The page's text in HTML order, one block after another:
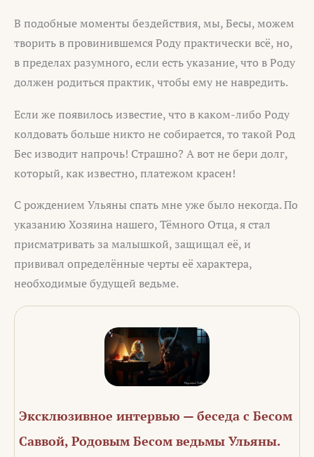
В подобные моменты бездействия, мы, Бесы, можем
творить в провинившемся Роду практически всё, но,
в пределах разумного, если есть указание, что в Роду
должен родиться практик, чтобы ему не навредить.
Если же появилось известие, что в каком-либо Роду
колдовать больше никто не собирается, то такой Род
Бес изводит напрочь! Страшно? А вот не бери долг,
который, как известно, платежом красен!
С рождением Ульяны спать мне уже было некогда. По
указанию Хозяина нашего, Тёмного Отца, я стал
присматривать за малышкой, защищал её, и
прививал определённые черты её характера,
необходимые будущей ведьме.
Эксклюзивное интервью — беседа с Бесом
Саввой, Родовым Бесом ведьмы Ульяны.